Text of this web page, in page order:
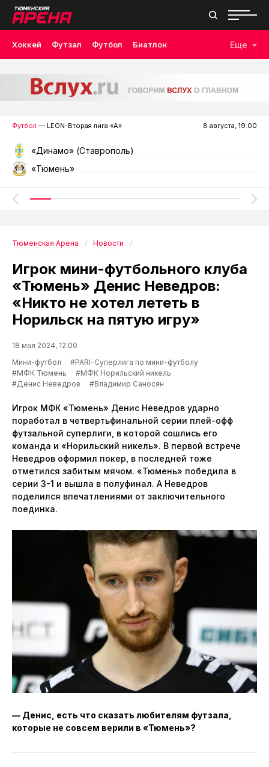
Хоккей Футзал Футбол Биатлон Еще
Футбол — LEON-Вторая лига «А» 8 августа, 19:00
«Динамо» (Ставрополь)
«Тюмень»
Тюменская Арена Новости
Игрок мини-футбольного клуба
«Тюмень» Денис Неведров:
«Никто не хотел лететь в
Норильск на пятую игру»
18 мая 2024, 12:00
Мини-футбол
#PARI-Суперлига по мини-футболу
#МФК Тюмень
#МФК Норильский никель
#Денис Неведров
#Владимир Саносян
Игрок МФК «Тюмень» Денис Неведров ударно
поработал в четвертьфинальной серии плей-офф
футзальной суперлиги, в которой сошлись его
команда и «Норильский никель». В первой встрече
Неведров оформил покер, в последней тоже
отметился забитым мячом. «Тюмень» победила в
серии 3-1 и вышла в полуфинал. А Неведров
поделился впечатлениями от заключительного
поединка.
— Денис, есть что сказать любителям футзала,
которые не совсем верили в «Тюмень»?